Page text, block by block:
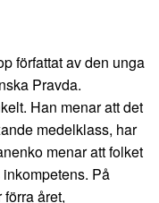
författat av den unga
Pravda.
Han menar att det
medelklass, har
menar att folket
På
året,